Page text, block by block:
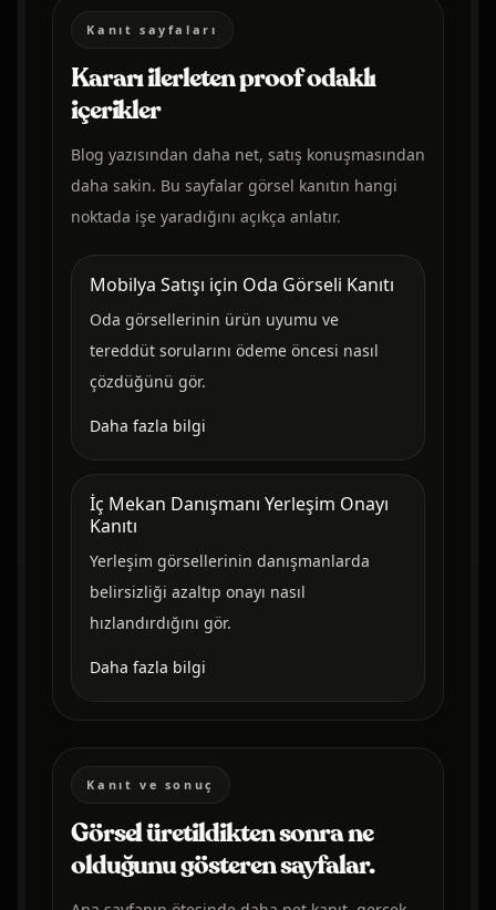
Kanıt sayfaları
Kararı ilerleten proof odaklı
içerikler
Blog yazısından daha net, satış konuşmasından
daha sakin. Bu sayfalar görsel kanıtın hangi
noktada işe yaradığını açıkça anlatır.
Mobilya Satışı için Oda Görseli Kanıtı
Oda görsellerinin ürün uyumu ve
tereddüt sorularını ödeme öncesi nasıl
çözdüğünü gör.
Daha fazla bilgi
İç Mekan Danışmanı Yerleşim Onayı
Kanıtı
Yerleşim görsellerinin danışmanlarda
belirsizliği azaltıp onayı nasıl
hızlandırdığını gör.
Daha fazla bilgi
Kanıt ve sonuç
Görsel üretildikten sonra ne
olduğunu gösteren sayfalar.